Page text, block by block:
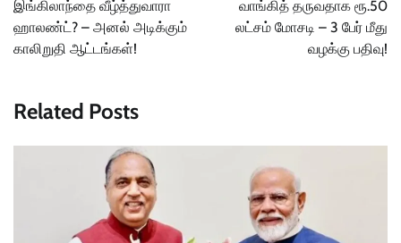
இங்கிலாந்தை வீழ்த்துவாரா
ஹாலண்ட்? – அனல் அடிக்கும்
காலிறுதி ஆட்டங்கள்!
வாங்கித் தருவதாக ரூ.50
லட்சம் மோசடி – 3 பேர் மீது
வழக்கு பதிவு!
Related Posts